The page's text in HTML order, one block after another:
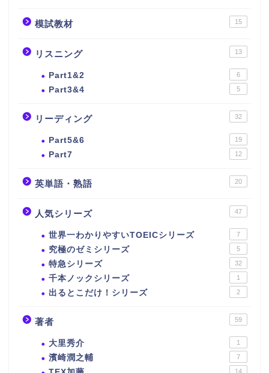
模試教材 15
リスニング 13
Part1&2 6
Part3&4 5
リーディング 32
Part5&6 19
Part7 12
英単語・熟語 20
人気シリーズ 47
世界一わかりやすいTOEICシリーズ 7
究極のゼミシリーズ 5
特急シリーズ 32
千本ノックシリーズ 1
出るとこだけ！シリーズ 2
著者 59
大里秀介 1
濱崎潤之輔 7
14